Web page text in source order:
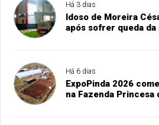
Há 3 dias
Idoso de Moreira
após sofrer queda
Há 6 dias
ExpoPinda 2026
na Fazenda Princesa